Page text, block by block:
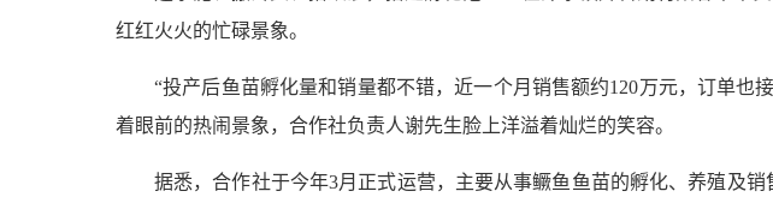
红红火火的忙碌景象。
“投产后鱼苗孵化量和销量都不错，近一个月销售额约120万元，订单
着眼前的热闹景象，合作社负责人谢先生脸上洋溢着灿烂的笑容。
据悉，合作社于今年3月正式运营，主要从事鳜鱼鱼苗的孵化、养殖及